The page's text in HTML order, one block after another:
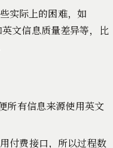
实际上的困难，如
文信息质量差异等，比
所有信息来源使用英文
付费接口，所以过程数